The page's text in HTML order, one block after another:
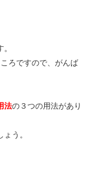
ろですので、がんば
法の３つの用法があり
う。